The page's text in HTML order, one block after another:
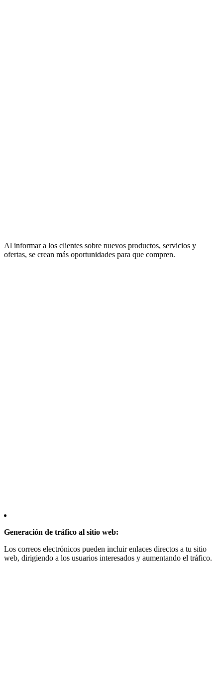
Al informar a los clientes sobre nuevos productos, servicios y
ofertas, se crean más oportunidades para que compren.
Generación de tráfico al sitio web:
Los correos electrónicos pueden incluir enlaces directos a tu sitio
web, dirigiendo a los usuarios interesados y aumentando el tráfico.